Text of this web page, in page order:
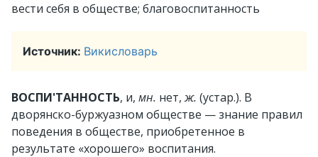
вести себя в обществе; благовоспитанность
Источник: Викисловарь
ВОСПИ'ТАННОСТЬ, и, мн. нет,ж. (устар.). В
дворянско-буржуазном обществе — знание правил
поведения в обществе, приобретенное в
результате «хорошего» воспитания.